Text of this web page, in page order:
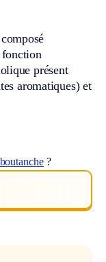
fonction
présent
aromatiques) et
boutanche?